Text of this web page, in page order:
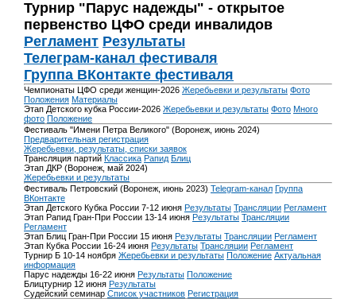
Турнир "Парус надежды" - открытое
первенство ЦФО среди инвалидов
Регламент Результаты
Телеграм-канал фестиваля
Группа ВКонтакте фестиваля
Чемпионаты ЦФО среди женщин-2026 Жеребьевки и результаты Фото
Положения Материалы
Этап Детского кубка России-2026 Жеребьевки и результаты Фото Много
фото Положение
Фестиваль "Имени Петра Великого" (Воронеж, июнь 2024)
Предварительная регистрация
Жеребьевки, результаты, списки заявок
Трансляция партий Классика Рапид Блиц
Этап ДКР (Воронеж, май 2024)
Жеребьевки и результаты
Фестиваль Петровский (Воронеж, июнь 2023) Telegram-канал Группа
ВКонтакте
Этап Детского Кубка России 7-12 июня Результаты Трансляции Регламент
Этап Рапид Гран-При России 13-14 июня Результаты Трансляции
Регламент
Этап Блиц Гран-При России 15 июня Результаты Трансляции Регламент
Этап Кубка России 16-24 июня Результаты Трансляции Регламент
Турнир Б 10-14 ноября Жеребьевки и результаты Положение Актуальная
информация
Парус надежды 16-22 июня Результаты Положение
Блицтурнир 12 июня Результаты
Судейский семинар Список участников Регистрация